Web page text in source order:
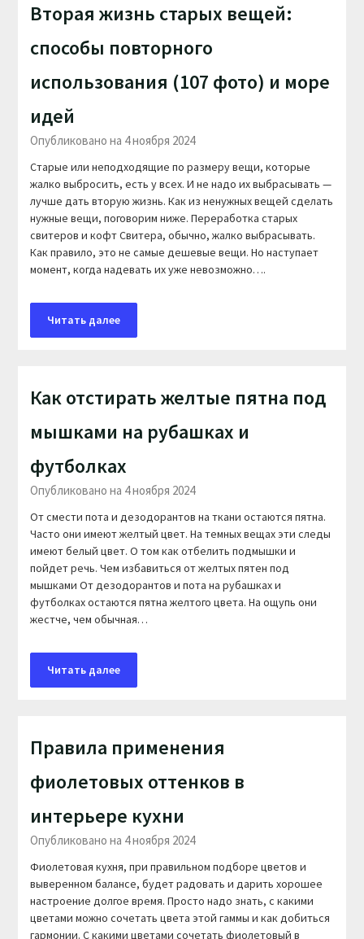
Вторая жизнь старых вещей:
способы повторного
использования (107 фото) и море
идей
Опубликовано на 4 ноября 2024
Старые или неподходящие по размеру вещи, которые
жалко выбросить, есть у всех. И не надо их выбрасывать —
лучше дать вторую жизнь. Как из ненужных вещей сделать
нужные вещи, поговорим ниже. Переработка старых
свитеров и кофт Свитера, обычно, жалко выбрасывать.
Как правило, это не самые дешевые вещи. Но наступает
момент, когда надевать их уже невозможно….
Читать далее
Как отстирать желтые пятна под
мышками на рубашках и
футболках
Опубликовано на 4 ноября 2024
От смести пота и дезодорантов на ткани остаются пятна.
Часто они имеют желтый цвет. На темных вещах эти следы
имеют белый цвет. О том как отбелить подмышки и
пойдет речь. Чем избавиться от желтых пятен под
мышками От дезодорантов и пота на рубашках и
футболках остаются пятна желтого цвета. На ощупь они
жестче, чем обычная…
Читать далее
Правила применения
фиолетовых оттенков в
интерьере кухни
Опубликовано на 4 ноября 2024
Фиолетовая кухня, при правильном подборе цветов и
выверенном балансе, будет радовать и дарить хорошее
настроение долгое время. Просто надо знать, с какими
цветами можно сочетать цвета этой гаммы и как добиться
гармонии. C какими цветами сочетать фиолетовый в